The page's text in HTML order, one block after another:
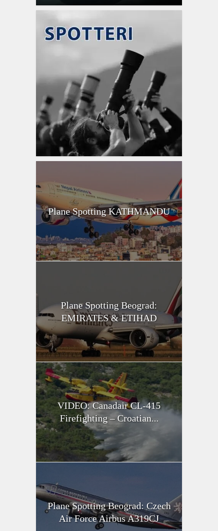
Plane Spotting KATHMANDU
Plane Spotting Beograd:
EMIRATES & ETIHAD
VIDEO: Canadair CL-415
Firefighting – Croatian...
Plane Spotting Beograd: Czech
Air Force Airbus A319CJ